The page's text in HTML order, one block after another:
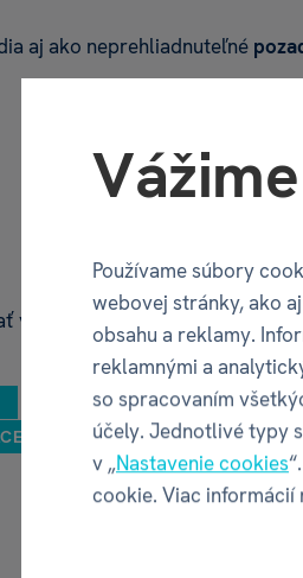
aj ako neprehliadnuteľné
vzduchom.
ČÍSLA S KORUNKOU SVETLO
Používame súbory
webovej stránky, ako
obsahu a reklamy.
reklamnými a
so spracovaním
účely. Jednotlivé typy
v „Nastavenie cookies
cookie. Viac informácií